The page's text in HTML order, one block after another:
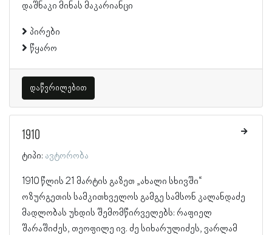
დაშნაკი მინას მაკარიანცი
პირები
წყარო
დაწვრილებით
1910
ტიპი: ავტორობა
1910 წლის 21 მარტის გაზეთ „ახალი სხივში“
ოზურგეთის სამკითხველოს გამგე სამსონ კალანდაძე
მადლობას უხდის შემომწირველებს: რაფიელ
შარაშიძეს, თეოფილე ივ. ძე სიხარულიძეს, ვარლამ